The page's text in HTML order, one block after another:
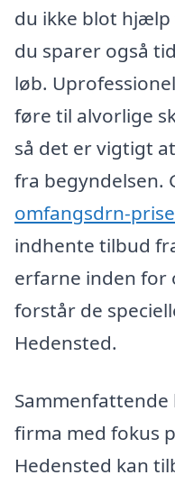
du ikke blot
du sparer også
løb.
føre til alvorlige
så det er vigtigt
fra begyndelsen.
omfangsdrn-
indhente tilbud
erfarne inden
forstår de
Hedensted.
Sammenfattende
firma med fokus
Hedensted kan